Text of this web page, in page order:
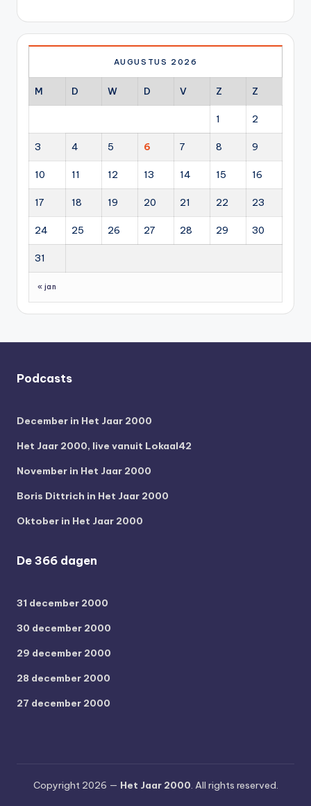
AUGUSTUS 2026
M D W D V Z Z
1 2
3 4 5 6 7 8 9
10 11 12 13 14 15 16
17 18 19 20 21 22 23
24 25 26 27 28 29 30
31
« jan
Podcasts
December in Het Jaar 2000
Het Jaar 2000, live vanuit Lokaal42
November in Het Jaar 2000
Boris Dittrich in Het Jaar 2000
Oktober in Het Jaar 2000
De 366 dagen
31 december 2000
30 december 2000
29 december 2000
28 december 2000
27 december 2000
Copyright 2026 — Het Jaar 2000. All rights reserved.